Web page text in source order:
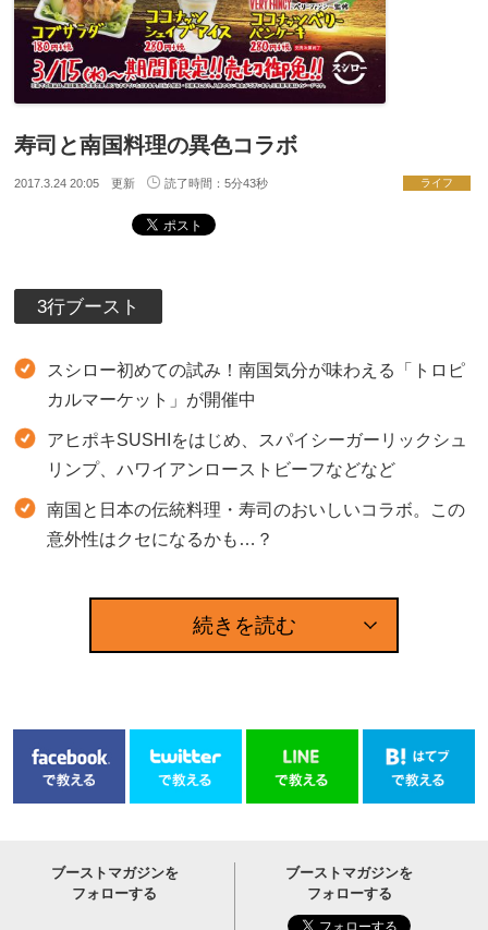
寿司と南国料理の異色コラボ
2017.3.24 20:05 更新 読了時間：5分43秒 ライフ
3行ブースト
スシロー初めての試み！南国気分が味わえる「トロピ
カルマーケット」が開催中
アヒポキSUSHIをはじめ、スパイシーガーリックシュ
リンプ、ハワイアンローストビーフなどなど
南国と日本の伝統料理・寿司のおいしいコラボ。この
意外性はクセになるかも…？
続きを読む
ブーストマガジンを
フォローする
ブーストマガジンを
フォローする